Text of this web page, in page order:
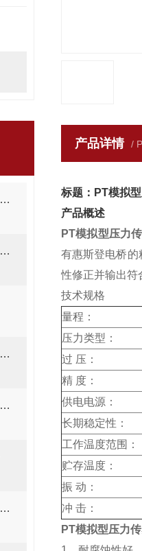
智能差压变送器的工作原理及常见故障处理
按需甄选：无线倾角传感器的实用选购指南
振动温度传感器：多维设计革新，赋能精准监测新高度
地铁自动化监测解决方案上海朝辉沉降传感器
智能电磁流量计的技术特点及安装要求
产品详情 /
标题：PT模拟
产品概述
PT模拟型压力
有惠斯登电桥的
性修正并输出符
技术
量程：
压力类型：
过 压：
精 度：
供电电源：
长期稳定性：
工作温度范围：
贮存温度：
振 动：
冲 击：
PT模拟型压力